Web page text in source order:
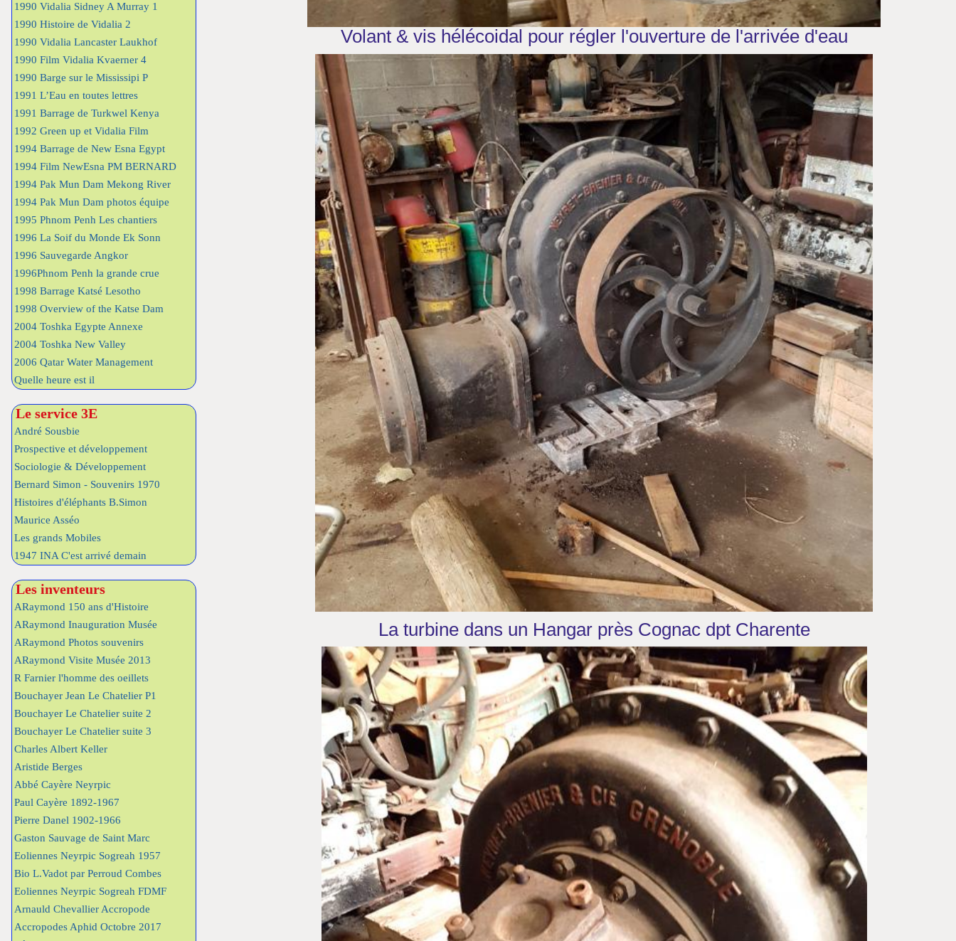
1990 Vidalia Sidney A Murray 1
1990 Histoire de Vidalia 2
1990 Vidalia Lancaster Laukhof
1990 Film Vidalia Kvaerner 4
1990 Barge sur le Mississipi P
1991 L’Eau en toutes lettres
1991 Barrage de Turkwel Kenya
1992 Green up et Vidalia Film
1994 Barrage de New Esna Egypt
1994 Film NewEsna PM BERNARD
1994 Pak Mun Dam Mekong River
1994 Pak Mun Dam photos équipe
1995 Phnom Penh Les chantiers
1996 La Soif du Monde Ek Sonn
1996 Sauvegarde Angkor
1996Phnom Penh la grande crue
1998 Barrage Katsé Lesotho
1998 Overview of the Katse Dam
2004 Toshka Egypte Annexe
2004 Toshka New Valley
2006 Qatar Water Management
Quelle heure est il
Le service 3E
André Sousbie
Prospective et développement
Sociologie & Développement
Bernard Simon - Souvenirs 1970
Histoires d'éléphants B.Simon
Maurice Asséo
Les grands Mobiles
1947 INA C'est arrivé demain
Les inventeurs
ARaymond 150 ans d'Histoire
ARaymond Inauguration Musée
ARaymond Photos souvenirs
ARaymond Visite Musée 2013
R Farnier l'homme des oeillets
Bouchayer Jean Le Chatelier P1
Bouchayer Le Chatelier suite 2
Bouchayer Le Chatelier suite 3
Charles Albert Keller
Aristide Berges
Abbé Cayère Neyrpic
Paul Cayère 1892-1967
Pierre Danel 1902-1966
Gaston Sauvage de Saint Marc
Eoliennes Neyrpic Sogreah 1957
Bio L.Vadot par Perroud Combes
Eoliennes Neyrpic Sogreah FDMF
Arnauld Chevallier Accropode
Accropodes Aphid Octobre 2017
Volant & vis hélécoidal pour régler l'ouverture de l'arrivée d'eau
La turbine dans un Hangar près Cognac dpt Charente